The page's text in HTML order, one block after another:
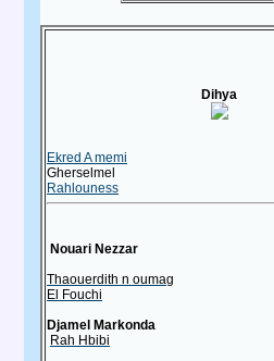
Dihya
Ekred A memi
Gherselmel
Rahlouness
Nouari Nezzar
Thaouerdith n oumag
El Fouchi
Djamel Markonda
Rah Hbibi